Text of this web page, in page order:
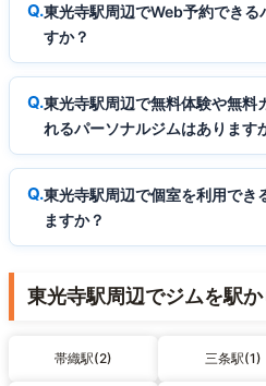
東光寺駅周辺でWeb予約できる
すか？
東光寺駅周辺で無料体験や無料
れるパーソナルジムはあります
東光寺駅周辺で個室を利用でき
ますか？
東光寺駅周辺でジムを駅
帯織駅(2) 三条駅(1)